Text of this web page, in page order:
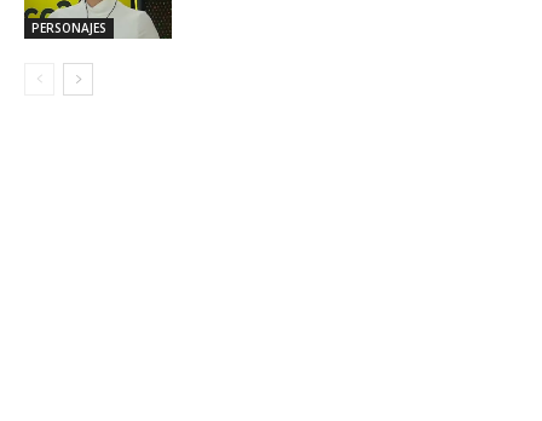
PERSONAJES